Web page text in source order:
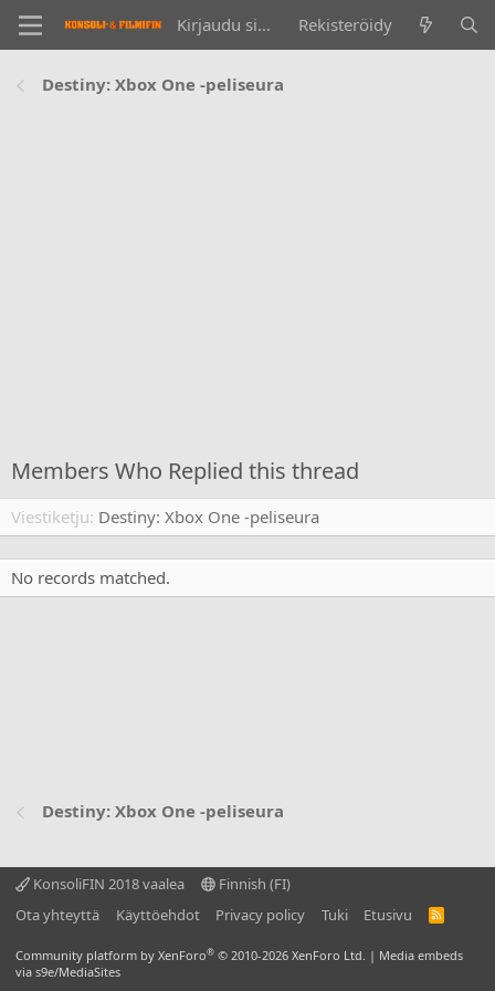
Kirjaudu sisään Rekisteröidy
Destiny: Xbox One -peliseura
Members Who Replied this thread
Viestiketju Destiny: Xbox One -peliseura
No records matched.
Destiny: Xbox One -peliseura
KonsoliFIN 2018 vaalea
Finnish (FI)
Ota yhteyttä
Käyttöehdot Privacy policy Tuki Etusivu
R
Community platform by XenForo® © 2010-2026 XenForo Ltd. | Media embeds
via s9e/MediaSites